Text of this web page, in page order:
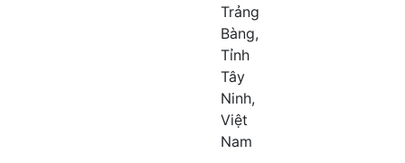
Trảng
Bàng,
Tỉnh
Tây
Ninh,
Việt
Nam